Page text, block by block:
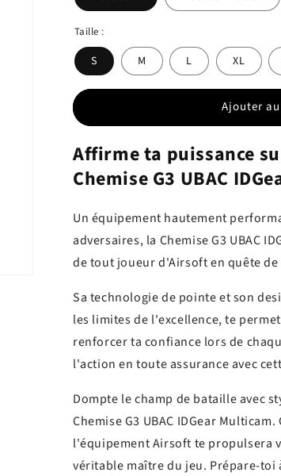
Taille :
S M L XL
Ajouter
Affirme ta puissance
Chemise G3 UBAC
Un équipement hautement
adversaires, la Chemise G3 UBAC
de tout joueur d'Airsoft en quête
Sa technologie de pointe et son
les limites de l'excellence, te
renforcer ta confiance lors de
l'action en toute assurance avec
Dompte le champ de bataille avec
Chemise G3 UBAC IDGear
l'équipement Airsoft te propulsera
véritable maître du jeu. Prépare-